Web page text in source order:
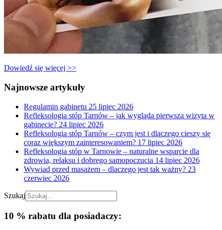
Dowiedź się więcej >>
Najnowsze artykuły
Regulamin gabinetu 25 lipiec 2026
Refleksologia stóp Tarnów – jak wygląda pierwsza wizyta w
gabinecie? 24 lipiec 2026
Refleksologia stóp Tarnów – czym jest i dlaczego cieszy się
coraz większym zainteresowaniem? 17 lipiec 2026
Refleksologia stóp w Tarnowie – naturalne wsparcie dla
zdrowia, relaksu i dobrego samopoczucia 14 lipiec 2026
Wywiad przed masażem – dlaczego jest tak ważny? 23
czerwiec 2026
Szukaj
10 % rabatu dla posiadaczy: